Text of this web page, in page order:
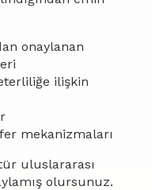
onaylanan
ilişkin
mekanizmaları
uluslararası
olursunuz.